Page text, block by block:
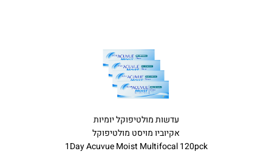
עדשות מולטיפוקל יומיות
אקיוביו מויסט מולטיפוקל
1Day Acuvue Moist Multifocal 120pck